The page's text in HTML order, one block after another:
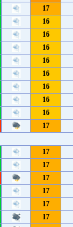
17
16
16
16
16
16
16
16
16
17
17
17
17
17
17
17